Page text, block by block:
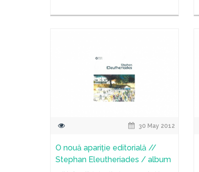
30 May 2012
O nouă apariție editorială //
Stephan Eleutheriades / album